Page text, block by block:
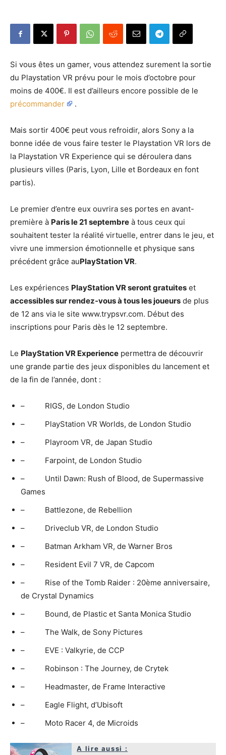
Si vous êtes un gamer, vous attendez surement la sortie
du Playstation VR prévu pour le mois d’octobre pour
moins de 400€. Il est d’ailleurs encore possible de le
précommander
.
Mais sortir 400€ peut vous refroidir, alors Sony a la
bonne idée de vous faire tester le Playstation VR lors de
la Playstation VR Experience qui se déroulera dans
plusieurs villes (Paris, Lyon, Lille et Bordeaux en font
partis).
Le premier d’entre eux ouvrira ses portes en avant-
première à Paris le 21 septembre à tous ceux qui
souhaitent tester la réalité virtuelle, entrer dans le jeu, et
vivre une immersion émotionnelle et physique sans
précédent grâce auPlayStation VR.
Les expériences PlayStation VR seront gratuites et
accessibles sur rendez-vous à tous les joueurs de plus
de 12 ans via le site www.trypsvr.com. Début des
inscriptions pour Paris dès le 12 septembre.
Le PlayStation VR Experience permettra de découvrir
une grande partie des jeux disponibles du lancement et
de la fin de l’année, dont :
– RIGS, de London Studio
– PlayStation VR Worlds, de London Studio
– Playroom VR, de Japan Studio
– Farpoint, de London Studio
– Until Dawn: Rush of Blood, de Supermassive
Games
– Battlezone, de Rebellion
– Driveclub VR, de London Studio
– Batman Arkham VR, de Warner Bros
– Resident Evil 7 VR, de Capcom
– Rise of the Tomb Raider : 20ème anniversaire,
de Crystal Dynamics
– Bound, de Plastic et Santa Monica Studio
– The Walk, de Sony Pictures
– EVE : Valkyrie, de CCP
– Robinson : The Journey, de Crytek
– Headmaster, de Frame Interactive
– Eagle Flight, d’Ubisoft
– Moto Racer 4, de Microids
A lire aussi :